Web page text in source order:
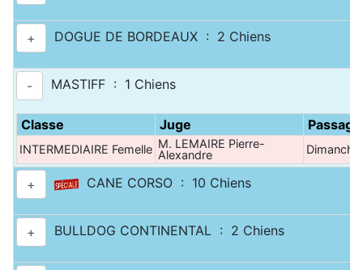
+ DOGUE DE BORDEAUX : 2 Chiens
- MASTIFF : 1 Chiens
Classe Juge Passage
INTERMEDIAIRE Femelle M. LEMAIRE Pierre-
Alexandre
Dimanche
+ CANE CORSO : 10 Chiens
+ BULLDOG CONTINENTAL : 2 Chiens